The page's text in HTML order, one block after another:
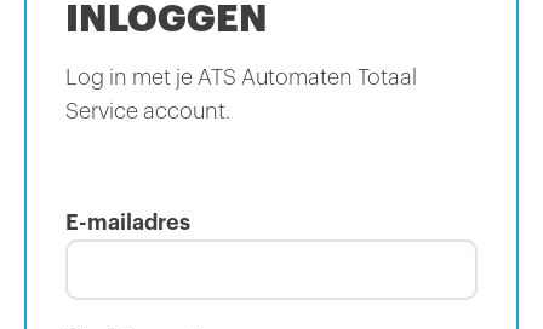
INLOGGEN
Log in met je ATS Automaten Totaal
Service account.
E-mailadres